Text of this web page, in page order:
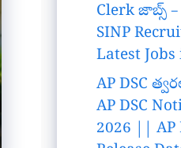
Clerk జాబ్స్
SINP
Latest
AP DSC
AP DSC
2026 || AP